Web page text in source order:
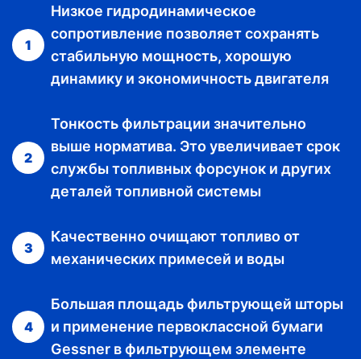
1
Низкое гидродинамическое
сопротивление позволяет сохранять
стабильную мощность, хорошую
динамику и экономичность двигателя
2
Тонкость фильтрации значительно
выше норматива. Это увеличивает срок
службы топливных форсунок и других
деталей топливной системы
3
Качественно очищают топливо от
механических примесей и воды
4
Большая площадь фильтрующей шторы
и применение первоклассной бумаги
Gessner в фильтрующем элементе